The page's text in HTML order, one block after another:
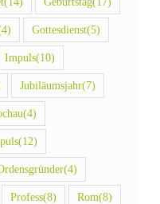
Gottesdienst(5)
Impuls(10)
Jubiläumsjahr(7)
(4)
(12)
(4)
Profess(8) Rom(8)